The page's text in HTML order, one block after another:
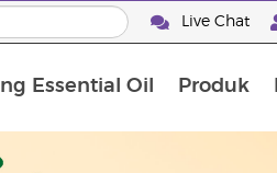
Live Chat
Essential Oil Produk